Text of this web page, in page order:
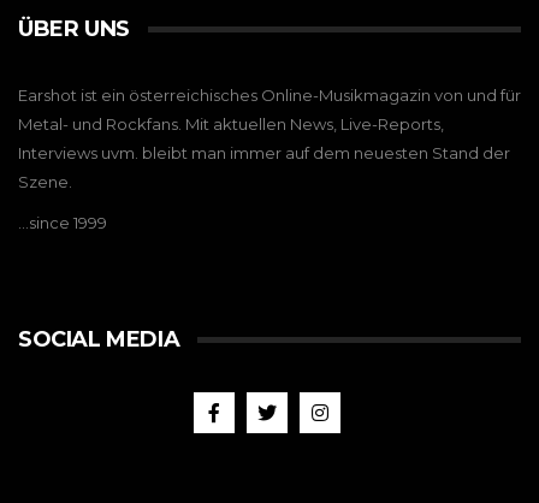
ÜBER UNS
Earshot ist ein österreichisches Online-Musikmagazin von und für
Metal- und Rockfans. Mit aktuellen News, Live-Reports,
Interviews uvm. bleibt man immer auf dem neuesten Stand der
Szene.
…since 1999
SOCIAL MEDIA